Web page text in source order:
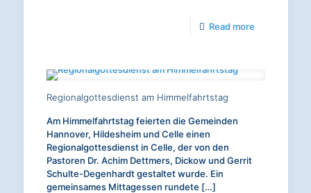
Read more-
Regionalgottesdienst am Himmelfahrtstag
Am Himmelfahrtstag feierten die Gemeinden
Hannover, Hildesheim und Celle einen
Regionalgottesdienst in Celle, der von den
Pastoren Dr. Achim Dettmers, Dickow und Gerrit
Schulte-Degenhardt gestaltet wurde. Ein
gemeinsames Mittagessen rundete […]